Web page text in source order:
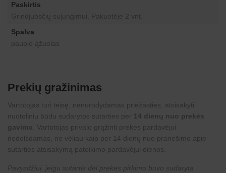
Paskirtis
Spalva
paupio ąžuolas
Prekių gražinimas
Vartotojas turi teisę, nenurodydamas priežasties, atsisakyti
nuotoliniu būdu sudarytos sutarties per 14 dienų nuo prekės
gavimo . Vartotojas privalo grąžinti prekes pardavėjui
nedelsdamas, ne vėliau kaip per 14 dienų nuo pranešimo apie
sutarties atsisakymą pateikimo pardavėjui dienos.
Pavyzdžiui, jeigu sutartis dėl prekės pirkimo buvo sudaryta